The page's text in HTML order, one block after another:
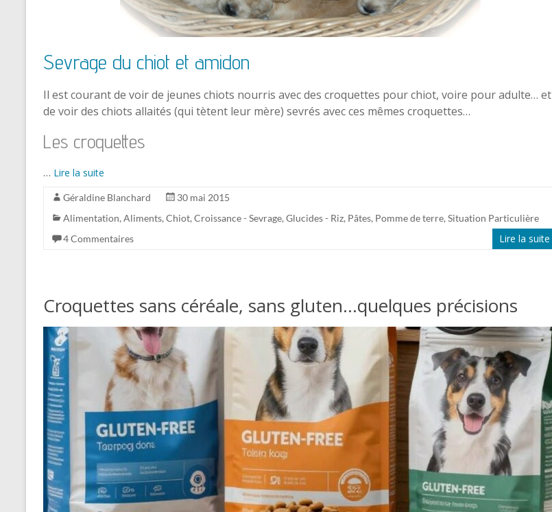
Sevrage du chiot et amidon
Il est courant de voir de jeunes chiots nourris avec des croquettes pour chiot, voire pour adulte… et
de voir des chiots allaités (qui tètent leur mère) sevrés avec ces mêmes croquettes…
Les croquettes
… Lire la suite
Géraldine Blanchard
30 mai 2015
Alimentation, Aliments, Chiot, Croissance - Sevrage, Glucides - Riz, Pâtes, Pomme de terre, Situation Particulière
4 Commentaires
Lire la suite
Croquettes sans céréale, sans gluten…quelques précisions